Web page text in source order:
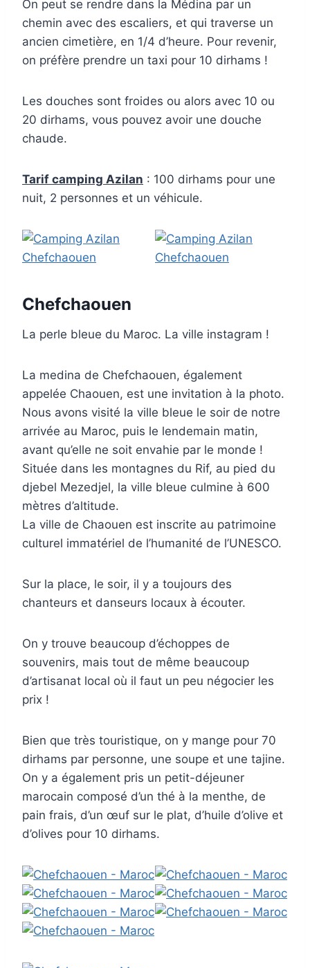
On peut se rendre dans la Médina par un
chemin avec des escaliers, et qui traverse un
ancien cimetière, en 1/4 d’heure. Pour revenir,
on préfère prendre un taxi pour 10 dirhams !
Les douches sont froides ou alors avec 10 ou
20 dirhams, vous pouvez avoir une douche
chaude.
Tarif camping Azilan : 100 dirhams pour une
nuit, 2 personnes et un véhicule.
Chefchaouen
La perle bleue du Maroc. La ville instagram !
La medina de Chefchaouen, également
appelée Chaouen, est une invitation à la photo.
Nous avons visité la ville bleue le soir de notre
arrivée au Maroc, puis le lendemain matin,
avant qu’elle ne soit envahie par le monde !
Située dans les montagnes du Rif, au pied du
djebel Mezedjel, la ville bleue culmine à 600
mètres d’altitude.
La ville de Chaouen est inscrite au patrimoine
culturel immatériel de l’humanité de l’UNESCO.
Sur la place, le soir, il y a toujours des
chanteurs et danseurs locaux à écouter.
On y trouve beaucoup d’échoppes de
souvenirs, mais tout de même beaucoup
d’artisanat local où il faut un peu négocier les
prix !
Bien que très touristique, on y mange pour 70
dirhams par personne, une soupe et une tajine.
On y a également pris un petit-déjeuner
marocain composé d’un thé à la menthe, de
pain frais, d’un œuf sur le plat, d’huile d’olive et
d’olives pour 10 dirhams.